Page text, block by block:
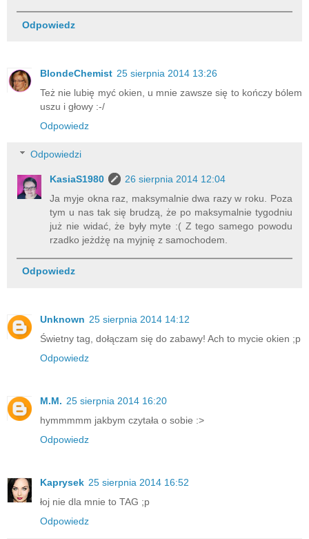
Odpowiedz
BlondeChemist 25 sierpnia 2014 13:26
Też nie lubię myć okien, u mnie zawsze się to kończy bólem
uszu i głowy :-/
Odpowiedz
Odpowiedzi
KasiaS1980
26 sierpnia 2014 12:04
Ja myje okna raz, maksymalnie dwa razy w roku. Poza
tym u nas tak się brudzą, że po maksymalnie tygodniu
już nie widać, że były myte :( Z tego samego powodu
rzadko jeżdżę na myjnię z samochodem.
Odpowiedz
Unknown 25 sierpnia 2014 14:12
Świetny tag, dołączam się do zabawy! Ach to mycie okien ;p
Odpowiedz
M.M. 25 sierpnia 2014 16:20
hymmmmm jakbym czytała o sobie :>
Odpowiedz
Kaprysek 25 sierpnia 2014 16:52
łoj nie dla mnie to TAG ;p
Odpowiedz